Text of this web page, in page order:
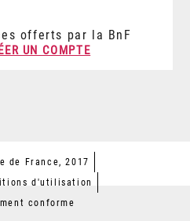
offerts par la BnF
UN COMPTE
de France, 2017
d'utilisation
conforme